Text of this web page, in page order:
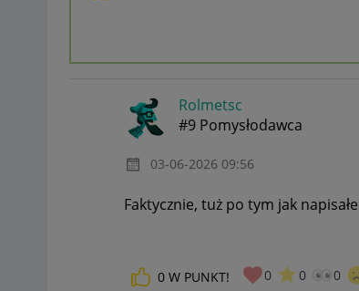
Rolmetsc
#9 Pomysłodawca
‎03-06-2026 09:56
Faktycznie, tuż po tym jak
0 W PUNKT! 0 0 0